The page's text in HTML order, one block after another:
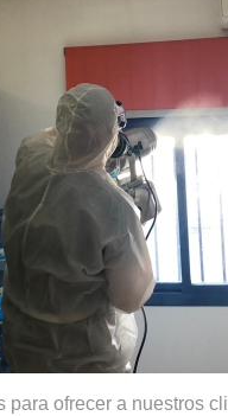
para ofrecer a nuestros